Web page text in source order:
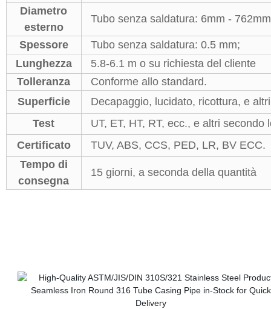
Diametro
esterno
Tubo senza saldatura: 6mm -
Spessore
Tubo senza saldatura: 0.5 mm;
Lunghezza
5.8-6.1 m o su richiesta del cliente
Tolleranza
Conforme allo standard.
Superficie
Decapaggio, lucidato, ricottura, e altri
Test
UT, ET, HT, RT, ecc., e altri
Certificato
TUV, ABS, CCS, PED, LR, BV ECC.
Tempo di
consegna
15 giorni, a seconda della quantità